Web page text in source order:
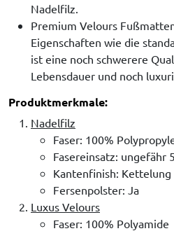
Nadelfilz.
Premium Velours
Eigenschaften wie die
ist eine noch schwerere
Lebensdauer und noch
Produktmerkmale:
Nadelfilz
Faser: 100%
Fasereinsatz: ungefähr
Kantenfinish: Kettelung
Fersenpolster: Ja
Luxus Velours
Faser: 100% Polyamide